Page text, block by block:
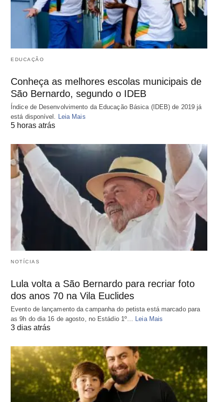
EDUCAÇÃO
Conheça as melhores escolas municipais de
São Bernardo, segundo o IDEB
Índice de Desenvolvimento da Educação Básica (IDEB) de 2019 já
está disponível.
Leia Mais
5 horas atrás
NOTÍCIAS
Lula volta a São Bernardo para recriar foto
dos anos 70 na Vila Euclides
Evento de lançamento da campanha do petista está marcado para
as 9h do dia 16 de agosto, no Estádio 1º… Leia Mais
3 dias atrás